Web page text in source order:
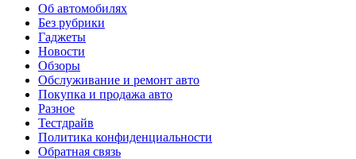
Об автомобилях
Без рубрики
Гаджеты
Новости
Обзоры
Обслуживание и ремонт авто
Покупка и продажа авто
Разное
Тестдрайв
Политика конфиденциальности
Обратная связь